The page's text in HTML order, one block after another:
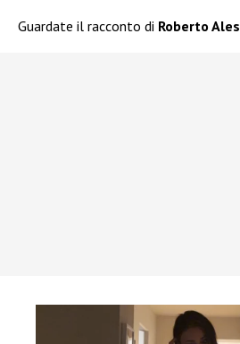
Guardate il racconto di Roberto